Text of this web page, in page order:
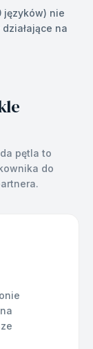
języków) nie
na
pętla to
do